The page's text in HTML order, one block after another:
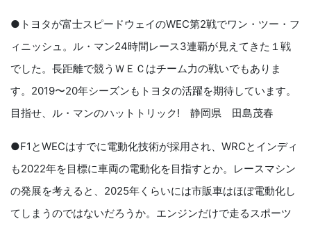
●トヨタが富士スピードウェイのWEC第2戦でワン・ツー・フ
ィニッシュ。ル・マン24時間レース3連覇が見えてきた１戦
でした。長距離で競うＷＥＣはチーム力の戦いでもありま
す。2019〜20年シーズンもトヨタの活躍を期待しています。
目指せ、ル・マンのハットトリック! 静岡県 田島茂春
●F1とWECはすでに電動化技術が採用され、WRCとインディ
も2022年を目標に車両の電動化を目指すとか。レースマシン
の発展を考えると、2025年くらいには市販車はほぼ電動化し
てしまうのではないだろうか。エンジンだけで走るスポーツ